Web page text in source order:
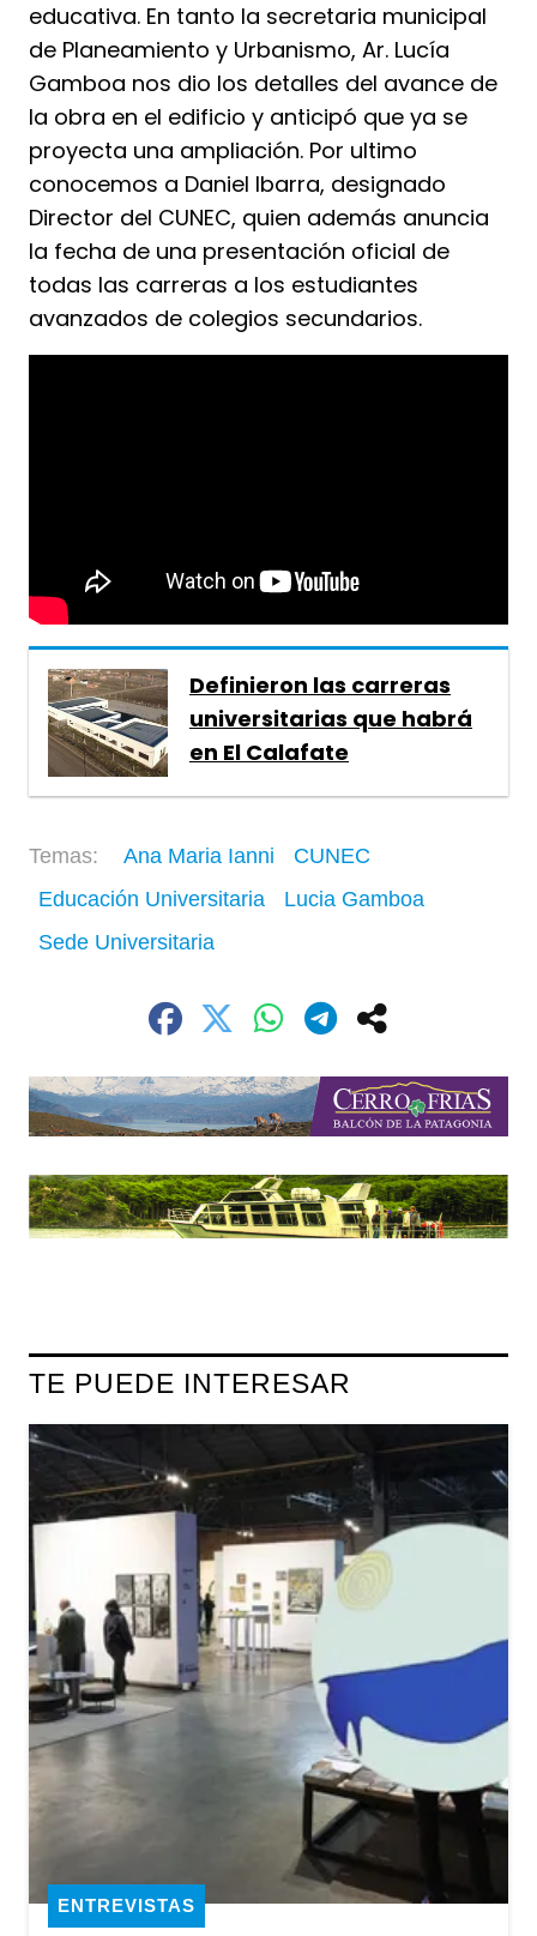
educativa. En tanto la secretaria municipal
de Planeamiento y Urbanismo, Ar. Lucía
Gamboa nos dio los detalles del avance de
la obra en el edificio y anticipó que ya se
proyecta una ampliación. Por ultimo
conocemos a Daniel Ibarra, designado
Director del CUNEC, quien además anuncia
la fecha de una presentación oficial de
todas las carreras a los estudiantes
avanzados de colegios secundarios.
Definieron las carreras
universitarias que habrá
en El Calafate
Ana Maria Ianni
CUNEC
Educación Universitaria
Lucia Gamboa
Sede Universitaria
TE PUEDE INTERESAR
ENTREVISTAS